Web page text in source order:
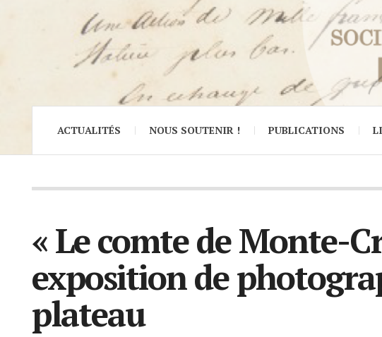
ACTUALITÉS NOUS SOUTENIR ! PUBLICATIONS
« Le comte de Monte-
exposition de
plateau